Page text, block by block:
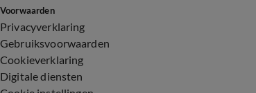
Voorwaarden
Privacyverklaring
Gebruiksvoorwaarden
Cookieverklaring
Digitale diensten